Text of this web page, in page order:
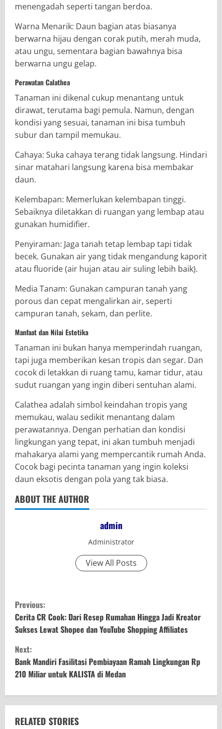
menengadah seperti tangan berdoa.
Warna Menarik: Daun bagian atas biasanya
berwarna hijau dengan corak putih, merah muda,
atau ungu, sementara bagian bawahnya bisa
berwarna ungu gelap.
Perawatan Calathea
Tanaman ini dikenal cukup menantang untuk
dirawat, terutama bagi pemula. Namun, dengan
kondisi yang sesuai, tanaman ini bisa tumbuh
subur dan tampil memukau.
Cahaya: Suka cahaya terang tidak langsung. Hindari
sinar matahari langsung karena bisa membakar
daun.
Kelembapan: Memerlukan kelembapan tinggi.
Sebaiknya diletakkan di ruangan yang lembap atau
gunakan humidifier.
Penyiraman: Jaga tanah tetap lembap tapi tidak
becek. Gunakan air yang tidak mengandung kaporit
atau fluoride (air hujan atau air suling lebih baik).
Media Tanam: Gunakan campuran tanah yang
porous dan cepat mengalirkan air, seperti
campuran tanah, sekam, dan perlite.
Manfaat dan Nilai Estetika
Tanaman ini bukan hanya memperindah ruangan,
tapi juga memberikan kesan tropis dan segar. Dan
cocok di letakkan di ruang tamu, kamar tidur, atau
sudut ruangan yang ingin diberi sentuhan alami.
Calathea adalah simbol keindahan tropis yang
memukau, walau sedikit menantang dalam
perawatannya. Dengan perhatian dan kondisi
lingkungan yang tepat, ini akan tumbuh menjadi
mahakarya alami yang mempercantik rumah Anda.
Cocok bagi pecinta tanaman yang ingin koleksi
daun eksotis dengan pola yang tak biasa.
ABOUT THE AUTHOR
admin
Administrator
View All Posts
C
o
n
t
i
n
Previous:
Cerita CR Cook: Dari Resep Rumahan Hingga Jadi Kreator
Sukses Lewat Shopee dan YouTube Shopping Affiliates
Next:
Bank Mandiri Fasilitasi Pembiayaan Ramah Lingkungan Rp
210 Miliar untuk KALISTA di Medan
RELATED STORIES